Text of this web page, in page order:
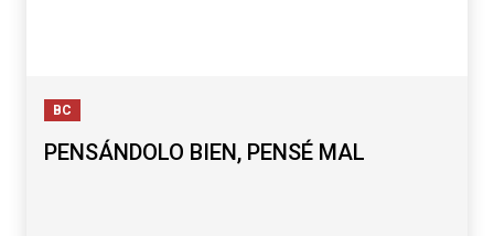
BC
PENSÁNDOLO BIEN, PENSÉ MAL